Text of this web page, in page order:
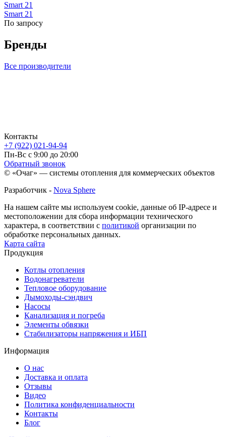
Smart 21
Smart 21
По запросу
Бренды
Все производители
Контакты
+7 (922) 021-94-94
Пн-Вс с 9:00 до 20:00
Обратный звонок
© «Очаг» — системы отопления для коммерческих объектов
Разработчик - Nova Sphere
На нашем сайте мы используем cookie, данные об IP-адресе и
местоположении для сбора информации технического
характера, в соответствии с политикой организации по
обработке персональных данных.
Карта сайта
Продукция
Котлы отопления
Водонагреватели
Тепловое оборудование
Дымоходы-сэндвич
Насосы
Канализация и погреба
Элементы обвязки
Стабилизаторы напряжения и ИБП
Информация
О нас
Доставка и оплата
Отзывы
Видео
Политика конфиденциальности
Контакты
Блог